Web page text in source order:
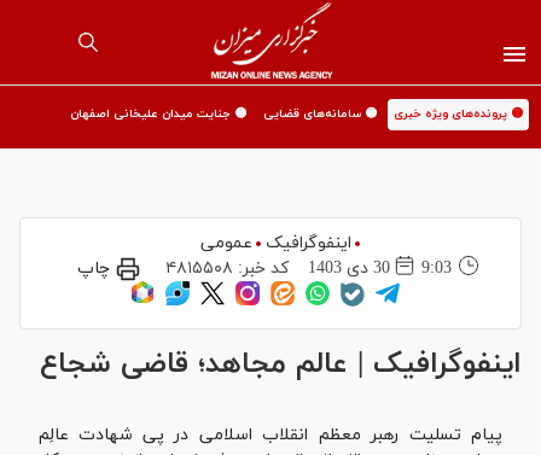
🟡 پرونده‌های ویژه خبری 🟡 سامانه‌های قضایی 🟡 جنایت میدان علیخانی اصفهان
اینفوگرافیک
عمومی
9:03
30 دی 1403 کد خبر: ۴۸۱۵۵۰۸ چاپ
اینفوگرافیک | عالم مجاهد؛ قاضی شجاع
پیام تسلیت رهبر معظم انقلاب اسلامی در پی شهادت عالِم